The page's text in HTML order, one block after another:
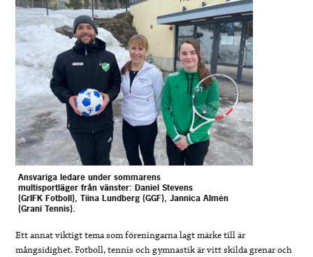
Ansvariga ledare under sommarens
multisportläger från vänster: Daniel Stevens
(GrIFK Fotboll), Tiina Lundberg (GGF), Jannica Almén
(Grani Tennis).
Ett annat viktigt tema som föreningarna lagt märke till är
mångsidighet. Fotboll, tennis och gymnastik är vitt skilda grenar och